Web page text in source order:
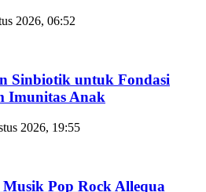
2026, 06:52
Sinbiotik untuk Fondasi
Imunitas Anak
2026, 19:55
Pop Rock Allequa